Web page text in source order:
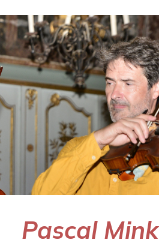
Pascal Mink